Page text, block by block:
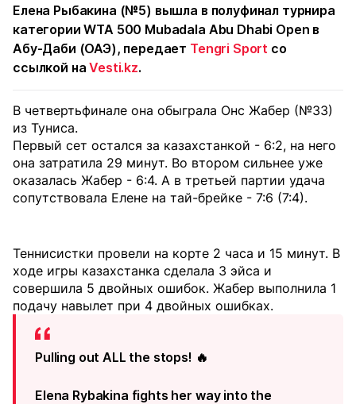
Елена Рыбакина (№5) вышла в полуфинал турнира
категории WTA 500 Mubadala Abu Dhabi Open в
Абу-Даби (ОАЭ), передает Tengri Sport со
ссылкой наVesti.kz.
В четвертьфинале она обыграла Онс Жабер (№33)
из Туниса.
Первый сет остался за казахстанкой - 6:2, на него
она затратила 29 минут. Во втором сильнее уже
оказалась Жабер - 6:4. А в третьей партии удача
сопутствовала Елене на тай-брейке - 7:6 (7:4).
Теннисистки провели на корте 2 часа и 15 минут. В
ходе игры казахстанка сделала 3 эйса и
совершила 5 двойных ошибок. Жабер выполнила 1
подачу навылет при 4 двойных ошибках.
Pulling out ALL the stops! 🔥
Elena Rybakina fights her way into the